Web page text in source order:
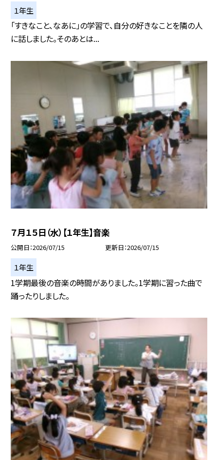
１年生
「すきなこと、なあに」の学習で、自分の好きなことを隣の人
に話しました。そのあとは...
７月１５日（水）【１年生】音楽
公開日 2026/07/15 更新日 2026/07/15
１年生
1学期最後の音楽の時間がありました。1学期に習った曲で
踊ったりしました。